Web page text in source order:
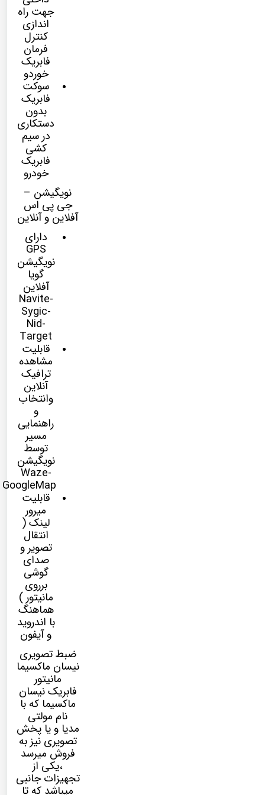
جهت راه
اندازی
کنترل
فرمان
فابریک
خوردو
سوکت
فابریک
بدون
دستکاری
در سیم
کشی
فابریک
خودرو
نویگیشن –
جی پی اس
آفلاین و آنلاین
دارای
GPS
نویگیشن
گویا
آفلاین
Navite-
Sygic-
Nid-
Target
قابلیت
مشاهده
ترافیک
آنلاین
وانتخاب
و
راهنمایی
مسیر
توسط
نویگیشن
Waze-
GoogleMap
قابلیت
میرور
لینک (
انتقال
تصویر و
صدای
گوشی
برروی
مانیتور )
هماهنگ
با اندروید
و آیفون
ضبط تصویری
نیسان ماکسیما
مانیتور
فابریک نیسان
ماکسیما که با
نام مولتی
مدیا و یا پخش
تصویری نیز به
فروش میرسد
،یکی از
تجهیزات جانبی
میباشد که تا